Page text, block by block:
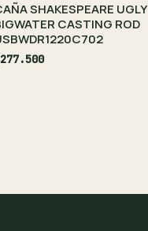
SHAKESPEARE
CASTING ROD